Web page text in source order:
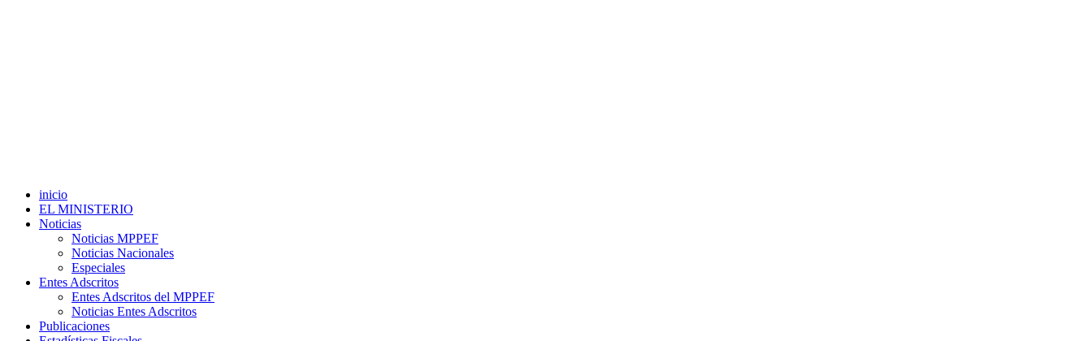
inicio
EL MINISTERIO
Noticias
Noticias MPPEF
Noticias Nacionales
Especiales
Entes Adscritos
Entes Adscritos del MPPEF
Noticias Entes Adscritos
Publicaciones